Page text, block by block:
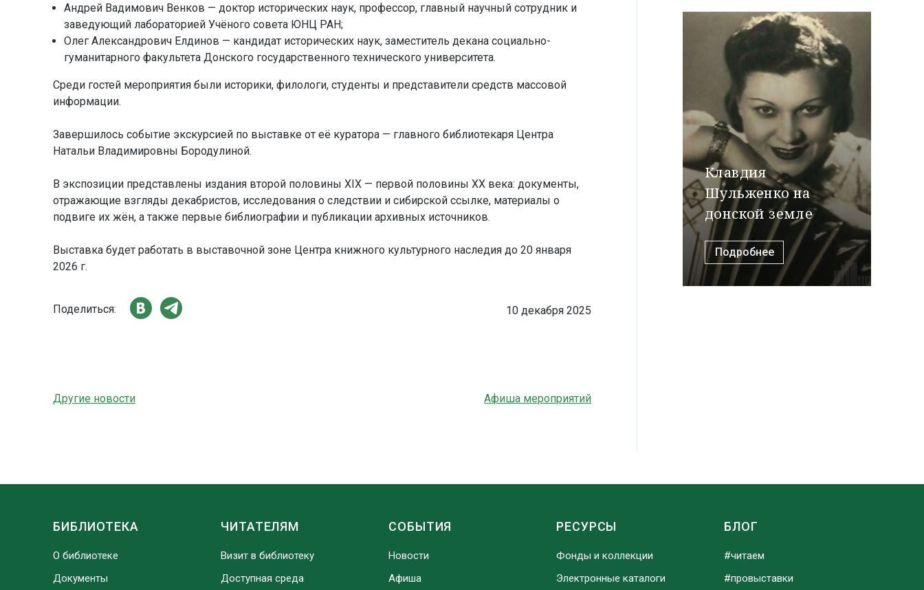
Андрей Вадимович Венков — доктор исторических наук, профессор, главный научный сотрудник и
заведующий лабораторией Учёного совета ЮНЦ РАН;
Олег Александрович Елдинов — кандидат исторических наук, заместитель декана социально-
гуманитарного факультета Донского государственного технического университета.
Среди гостей мероприятия были историки, филологи, студенты и представители средств массовой
информации.
Завершилось событие экскурсией по выставке от её куратора — главного библиотекаря Центра
Натальи Владимировны Бородулиной.
В экспозиции представлены издания второй половины XIX — первой половины XX века: документы,
отражающие взгляды декабристов, исследования о следствии и сибирской ссылке, материалы о
подвиге их жён, а также первые библиографии и публикации архивных источников.
Выставка будет работать в выставочной зоне Центра книжного культурного наследия до 20 января
2026 г.
Поделиться: 10 декабря 2025
Другие новости Афиша мероприятий
Клавдия
Шульженко на
донской земле
Подробнее
БИБЛИОТЕКА
О библиотеке
Документы
ЧИТАТЕЛЯМ
Визит в библиотеку
Доступная среда
СОБЫТИЯ
Новости
Афиша
РЕСУРСЫ
Фонды и коллекции
Электронные каталоги
БЛОГ
#читаем
#провыставки